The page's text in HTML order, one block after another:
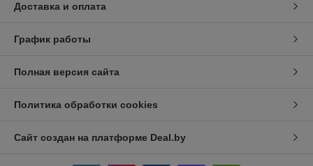
Доставка и оплата
График работы
Полная версия сайта
Политика обработки cookies
Сайт создан на платформе Deal.by